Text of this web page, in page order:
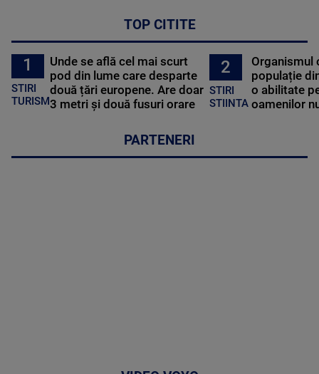
TOP CITITE
1
STIRI
TURISM
Unde se află cel mai scurt
pod din lume care desparte
două țări europene. Are doar
3 metri și două fusuri orare
2
STIRI
STIINTA
Organismul
populație
o abilitate
oamenilor
PARTENERI